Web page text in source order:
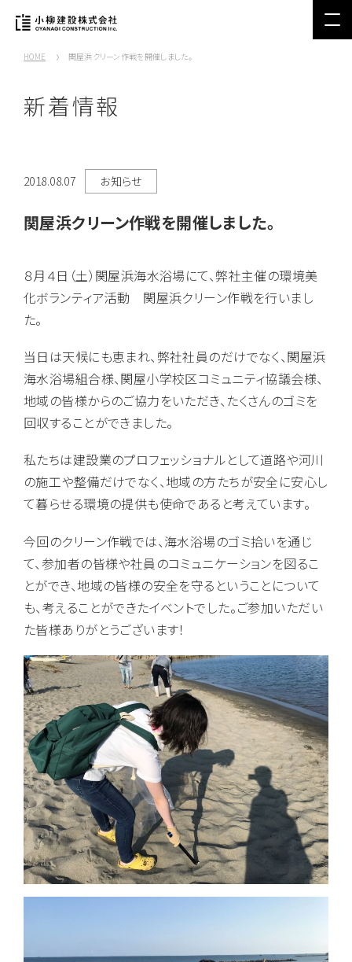
HOME 関屋浜クリーン作戦を開催しました。
新着情報
2018.08.07 お知らせ
関屋浜クリーン作戦を開催しました。
８月４日（土）関屋浜海水浴場にて、弊社主催の環境美
化ボランティア活動 関屋浜クリーン作戦を行いまし
た。
当日は天候にも恵まれ、弊社社員のだけでなく、関屋浜
海水浴場組合様、関屋小学校区コミュニティ協議会様、
地域の皆様からのご協力をいただき、たくさんのゴミを
回収することができました。
私たちは建設業のプロフェッショナルとして道路や河川
の施工や整備だけでなく、地域の方たちが安全に安心し
て暮らせる環境の提供も使命であると考えています。
今回のクリーン作戦では、海水浴場のゴミ拾いを通じ
て、参加者の皆様や社員のコミュニケーションを図るこ
とができ、地域の皆様の安全を守るということについて
も、考えることができたイベントでした。ご参加いただい
た皆様ありがとうございます！